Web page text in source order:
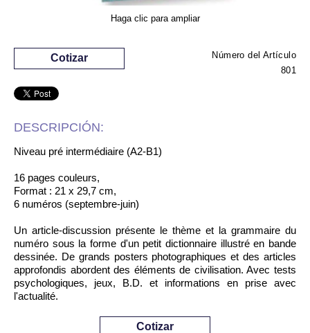
Haga clic para ampliar
Número del Artículo
801
Cotizar
DESCRIPCIÓN:
Niveau pré intermédiaire (A2-B1)
16 pages couleurs,
Format : 21 x 29,7 cm,
6 numéros (septembre-juin)
Un article-discussion présente le thème et la grammaire du
numéro sous la forme d'un petit dictionnaire illustré en bande
dessinée. De grands posters photographiques et des articles
approfondis abordent des éléments de civilisation. Avec tests
psychologiques, jeux, B.D. et informations en prise avec
l'actualité.
Cotizar